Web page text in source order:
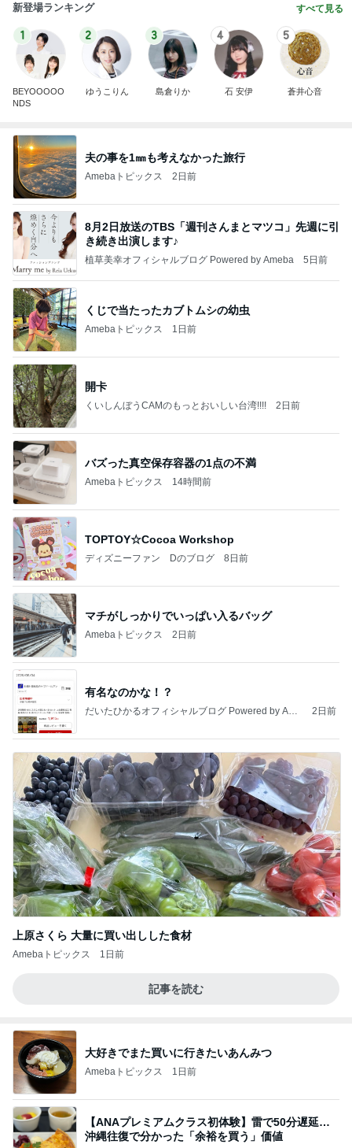
新登場ランキング すべて見る
1
BEYOOOOO
NDS
2
ゆうこりん
3
島倉りか
4
石 安伊
5
蒼井心音
夫の事を1㎜も考えなかった旅行
Amebaトピックス 2日前
8月2日放送のTBS「週刊さんまとマツコ」先週に引
き続き出演します♪
植草美幸オフィシャルブログ Powered by Ameba 5日前
くじで当たったカブトムシの幼虫
Amebaトピックス 1日前
開卡
くいしんぼうCAMのもっとおいしい台湾!!!! 2日前
バズった真空保存容器の1点の不満
Amebaトピックス 14時間前
TOPTOY☆Cocoa Workshop
ディズニーファン Dのブログ 8日前
マチがしっかりでいっぱい入るバッグ
Amebaトピックス 2日前
有名なのかな！？
だいたひかるオフィシャルブログ Powered by Ame
2日前
上原さくら 大量に買い出しした食材
Amebaトピックス 1日前
記事を読む
大好きでまた買いに行きたいあんみつ
Amebaトピックス 1日前
【ANAプレミアムクラス初体験】雷で50分遅延…
沖縄往復で分かった「余裕を買う」価値